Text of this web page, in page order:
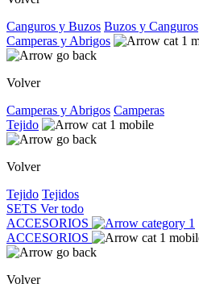
Canguros y Buzos Buzos y Canguros
Camperas y Abrigos
Volver
Camperas y Abrigos Camperas
Tejido
Volver
Tejido Tejidos
SETS Ver todo
ACCESORIOS
ACCESORIOS
Volver